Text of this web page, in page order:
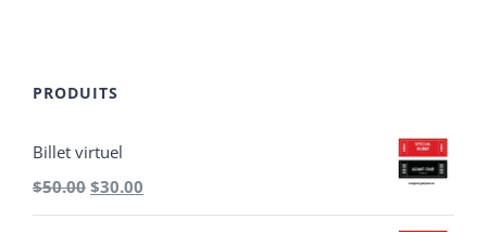
PRODUITS
Billet virtuel
$50.00 Le
prix
$30.00
prix